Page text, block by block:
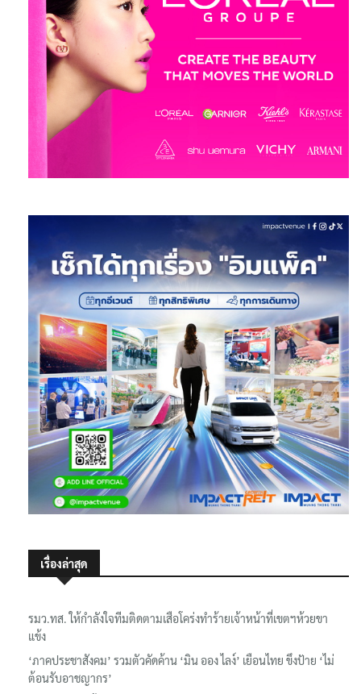
เรื่องล่าสุด
รมว.ทส. ให้กำลังใจทีมติดตามเสือโคร่งทำร้ายเจ้าหน้าที่เขตฯห้วยขา
แข้ง
‘ภาคประชาสังคม’ รวมตัวคัดค้าน ‘มิน ออง ไลง์’ เยือนไทย ขึงป้าย ‘ไม่
ต้อนรับอาชญากร’